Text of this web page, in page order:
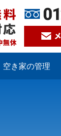
空き家の管理